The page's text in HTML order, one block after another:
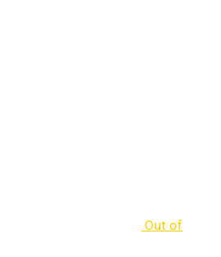
Out of